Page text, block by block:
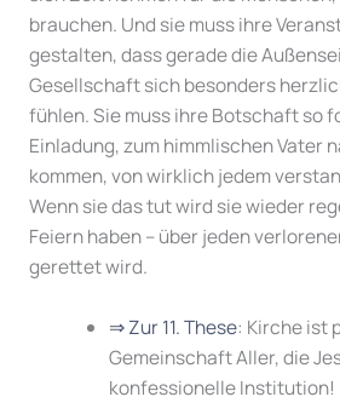
brauchen. Und sie muss ihre
gestalten, dass gerade die
Gesellschaft sich besonders
fühlen. Sie muss ihre Botschaft so
Einladung, zum himmlischen Vater
kommen, von wirklich jedem
Wenn sie das tut wird sie wieder
Feiern haben – über jeden
gerettet wird.
⇒ Zur 11. These: Kirche ist
Gemeinschaft Aller, die
konfessionelle Institution!